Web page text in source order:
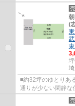
施設もあわせてご案
(
■約32坪のゆとりあ
通りが少ない閑静な
面した開放的な立地